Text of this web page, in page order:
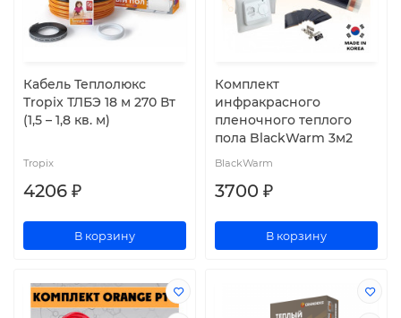
Кабель Теплолюкс
Tropix ТЛБЭ 18 м 270 Вт
(1,5 – 1,8 кв. м)
Tropix
4206 ₽
В корзину
Комплект
инфракрасного
пленочного теплого
пола BlackWarm 3м2
BlackWarm
3700 ₽
В корзину